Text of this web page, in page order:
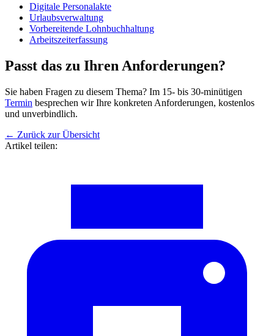
Digitale Personalakte
Urlaubsverwaltung
Vorbereitende Lohnbuchhaltung
Arbeitszeiterfassung
Passt das zu Ihren Anforderungen?
Sie haben Fragen zu diesem Thema? Im 15- bis 30-minütigen
Termin besprechen wir Ihre konkreten Anforderungen, kostenlos
und unverbindlich.
← Zurück zur Übersicht
Artikel teilen: